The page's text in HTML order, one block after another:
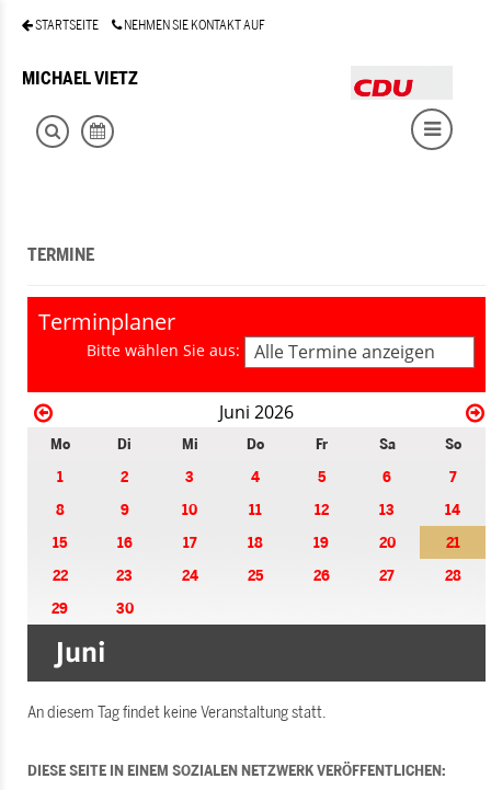
STARTSEITE NEHMEN SIE KONTAKT AUF
MICHAEL VIETZ
TERMINE
Terminplaner
Bitte wählen Sie aus: Alle Termine anzeigen
Juni 2026
Mo Di Mi Do Fr Sa
So
1
2 3 4 5 6
7
8
9 10 11 12 13
14
15
16 17 18 19 20
21
22
23 24 25 26 27
28
29
30
An diesem Tag findet keine Veranstaltung statt.
DIESE SEITE IN EINEM SOZIALEN NETZWERK VERÖFFENTLICHEN: